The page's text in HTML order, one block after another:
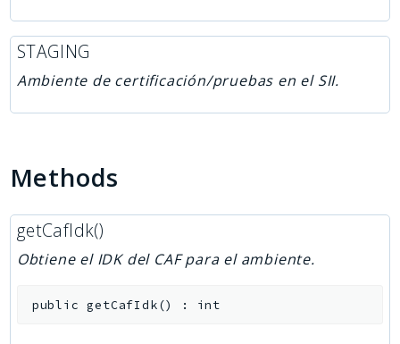
STAGING
Ambiente de certificación/pruebas en el SII.
Methods
getCafIdk()
Obtiene el IDK del CAF para el ambiente.
public getCafIdk() : int